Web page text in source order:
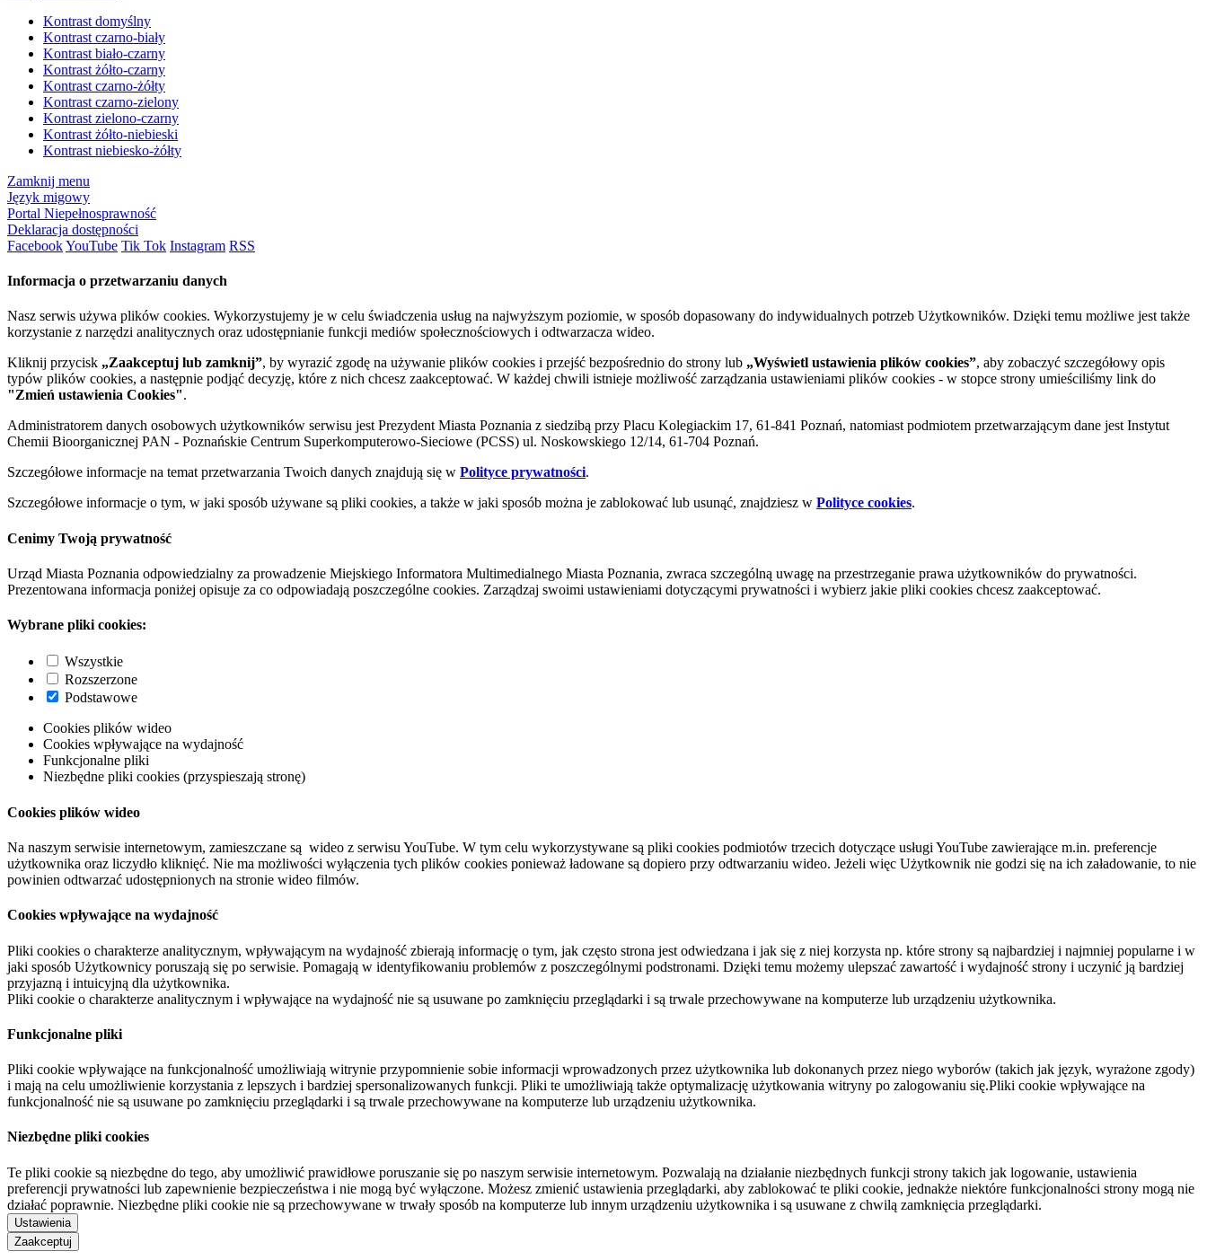
Kontrast domyślny
Kontrast czarno-biały
Kontrast biało-czarny
Kontrast żółto-czarny
Kontrast czarno-żółty
Kontrast czarno-zielony
Kontrast zielono-czarny
Kontrast żółto-niebieski
Kontrast niebiesko-żółty
Zamknij menu
Język migowy
Portal Niepełnosprawność
Deklaracja dostępności
FacebookYouTube Tik Tok Instagram RSS
Informacja o przetwarzaniu danych
Nasz serwis używa plików cookies. Wykorzystujemy je w celu świadczenia usług na najwyższym poziomie, w sposób dopasowany do indywidualnych potrzeb Użytkowników. Dzięki temu możliwe jest także
korzystanie z narzędzi analitycznych oraz udostępnianie funkcji mediów społecznościowych i odtwarzacza wideo.
Kliknij przycisk „Zaakceptuj lub zamknij”, by wyrazić zgodę na używanie plików cookies i przejść bezpośrednio do strony lub „Wyświetl ustawienia plików cookies”, aby zobaczyć szczegółowy opis
typów plików cookies, a następnie podjąć decyzję, które z nich chcesz zaakceptować. W każdej chwili istnieje możliwość zarządzania ustawieniami plików cookies - w stopce strony umieściliśmy link do
"Zmień ustawienia Cookies".
Administratorem danych osobowych użytkowników serwisu jest Prezydent Miasta Poznania z siedzibą przy Placu Kolegiackim 17, 61-841 Poznań, natomiast podmiotem przetwarzającym dane jest Instytut
Chemii Bioorganicznej PAN - Poznańskie Centrum Superkomputerowo-Sieciowe (PCSS) ul. Noskowskiego 12/14, 61-704 Poznań.
Szczegółowe informacje na temat przetwarzania Twoich danych znajdują się w Polityce prywatności.
Szczegółowe informacje o tym, w jaki sposób używane są pliki cookies, a także w jaki sposób można je zablokować lub usunąć, znajdziesz w Polityce cookies.
Cenimy Twoją prywatność
Urząd Miasta Poznania odpowiedzialny za prowadzenie Miejskiego Informatora Multimedialnego Miasta Poznania, zwraca szczególną uwagę na przestrzeganie prawa użytkowników do prywatności.
Prezentowana informacja poniżej opisuje za co odpowiadają poszczególne cookies. Zarządzaj swoimi ustawieniami dotyczącymi prywatności i wybierz jakie pliki cookies chcesz zaakceptować.
Wybrane pliki cookies:
Wszystkie
Rozszerzone
Podstawowe
Cookies plików wideo
Cookies wpływające na wydajność
Funkcjonalne pliki
Niezbędne pliki cookies (przyspieszają stronę)
Cookies plików wideo
Na naszym serwisie internetowym, zamieszczane są wideo z serwisu YouTube. W tym celu wykorzystywane są pliki cookies podmiotów trzecich dotyczące usługi YouTube zawierające m.in. preferencje
użytkownika oraz liczydło kliknięć. Nie ma możliwości wyłączenia tych plików cookies ponieważ ładowane są dopiero przy odtwarzaniu wideo. Jeżeli więc Użytkownik nie godzi się na ich załadowanie, to nie
powinien odtwarzać udostępnionych na stronie wideo filmów.
Cookies wpływające na wydajność
Pliki cookies o charakterze analitycznym, wpływającym na wydajność zbierają informację o tym, jak często strona jest odwiedzana i jak się z niej korzysta np. które strony są najbardziej i najmniej popularne i w
jaki sposób Użytkownicy poruszają się po serwisie. Pomagają w identyfikowaniu problemów z poszczególnymi podstronami. Dzięki temu możemy ulepszać zawartość i wydajność strony i uczynić ją bardziej
przyjazną i intuicyjną dla użytkownika.
Pliki cookie o charakterze analitycznym i wpływające na wydajność nie są usuwane po zamknięciu przeglądarki i są trwale przechowywane na komputerze lub urządzeniu użytkownika.
Funkcjonalne pliki
Pliki cookie wpływające na funkcjonalność umożliwiają witrynie przypomnienie sobie informacji wprowadzonych przez użytkownika lub dokonanych przez niego wyborów (takich jak język, wyrażone zgody)
i mają na celu umożliwienie korzystania z lepszych i bardziej spersonalizowanych funkcji. Pliki te umożliwiają także optymalizację użytkowania witryny po zalogowaniu się.Pliki cookie wpływające na
funkcjonalność nie są usuwane po zamknięciu przeglądarki i są trwale przechowywane na komputerze lub urządzeniu użytkownika.
Niezbędne pliki cookies
Te pliki cookie są niezbędne do tego, aby umożliwić prawidłowe poruszanie się po naszym serwisie internetowym. Pozwalają na działanie niezbędnych funkcji strony takich jak logowanie, ustawienia
preferencji prywatności lub zapewnienie bezpieczeństwa i nie mogą być wyłączone. Możesz zmienić ustawienia przeglądarki, aby zablokować te pliki cookie, jednakże niektóre funkcjonalności strony mogą nie
działać poprawnie. Niezbędne pliki cookie nie są przechowywane w trwały sposób na komputerze lub innym urządzeniu użytkownika i są usuwane z chwilą zamknięcia przeglądarki.
Ustawienia
Zaakceptuj